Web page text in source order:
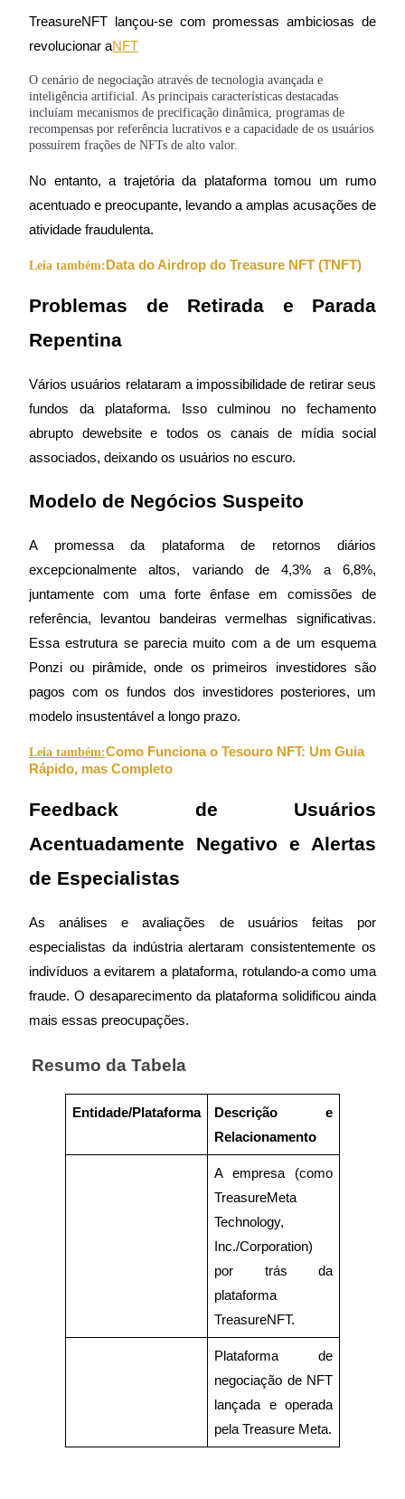
Informação
Análise de big data, incluindo informações comerciais, etc.
Guia para iniciantes em futuros
Estratégias de negociação
Aprenda como se manter lucrativo
Ganhar
Ganhe recompensas competitivas diariamente
Altos retornos e acesso instantâneo
Launchpool
Staking flexível para ganhar tokens populares.
TreasureNFT lançou-se com promessas ambiciosas de
revolucionar aNFT
O cenário de negociação através de tecnologia avançada e
inteligência artificial. As principais características destacadas
incluíam mecanismos de precificação dinâmica, programas de
recompensas por referência lucrativos e a capacidade de os usuários
possuírem frações de NFTs de alto valor.
No entanto, a trajetória da plataforma tomou um rumo
acentuado e preocupante, levando a amplas acusações de
atividade fraudulenta.
Leia também: Data do Airdrop do Treasure NFT (TNFT)
Problemas de Retirada e Parada
Repentina
Vários usuários relataram a impossibilidade de retirar seus
fundos da plataforma. Isso culminou no fechamento
abrupto dewebsite e todos os canais de mídia social
associados, deixando os usuários no escuro.
Modelo de Negócios Suspeito
A promessa da plataforma de retornos diários
excepcionalmente altos, variando de 4,3% a 6,8%,
juntamente com uma forte ênfase em comissões de
referência, levantou bandeiras vermelhas significativas.
Essa estrutura se parecia muito com a de um esquema
Ponzi ou pirâmide, onde os primeiros investidores são
pagos com os fundos dos investidores posteriores, um
modelo insustentável a longo prazo.
Leia também:Como Funciona o Tesouro NFT: Um Guia
Rápido, mas Completo
Feedback de Usuários
Acentuadamente Negativo e Alertas
de Especialistas
As análises e avaliações de usuários feitas por
especialistas da indústria alertaram consistentemente os
indivíduos a evitarem a plataforma, rotulando-a como uma
fraude. O desaparecimento da plataforma solidificou ainda
mais essas preocupações.
Resumo da Tabela
Entidade/Plataforma
Descrição e
Relacionamento
A empresa (como
TreasureMeta
Technology,
Inc./Corporation)
por trás da
plataforma
TreasureNFT.
Plataforma de
negociação de NFT
lançada e operada
pela Treasure Meta.